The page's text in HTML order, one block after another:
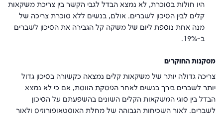
היו חולות בסוכרת, לא נמצא הבדל לגבי הקשר בין צריכת משקאות
קלים לבין הסיכון לשברים. אולם, בנשים ללא סוכרת צריכה של
מנה אחת נוספת ליום של משקה קל הגבירה את הסיכון לשברים
ב-19%.
מסקנות החוקרים
צריכה גדולה יותר של משקאות קלים נמצאה כקשורה בסיכון גדול
יותר לשברים בירך בנשים לאחר הפסקת הווסת, אם כי לא נמצא
הבדל בין סוגי המשקאות הקלים השונים בהשפעתם על הסיכון
לשברים. לאור השכיחות הגבוהה של מחלת האוסטאופורוזיס ולאור